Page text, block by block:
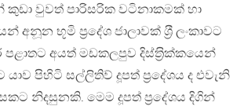
කුඩා වුවත් පාරිසරික වටිනාකමක් හා
භූමි ප‍්‍රදේශ ජාලාවක් ශ‍්‍රී ලංකාවට
අයත් මඩකලපුව දිස්ත‍්‍රික්කයෙන්
යාව පිහිටි සල්ලිතිව් දූපත් ප‍්‍රදේශය ද එවැනි
නිදසුනකි. මෙම දූපත් ප‍්‍රදේශය දිගින්